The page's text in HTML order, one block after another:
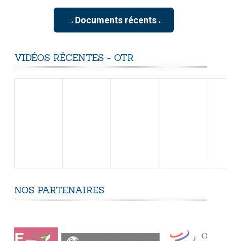
→Documents récents←
VIDÉOS RÉCENTES - OTR
NOS PARTENAIRES